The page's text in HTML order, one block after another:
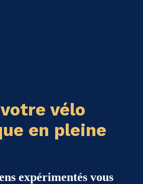
vélo
en pleine
expérimentés vous